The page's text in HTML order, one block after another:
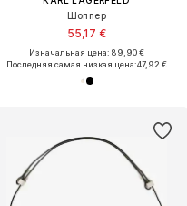
Шоппер
55,17 €
Изначальная цена: 89,90 €
Последняя самая низкая цена:47,92 €